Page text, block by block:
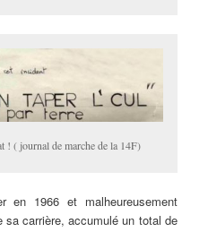
! ( journal de marche de la 14F)
en 1966 et malheureusement
carrière, accumulé un total de